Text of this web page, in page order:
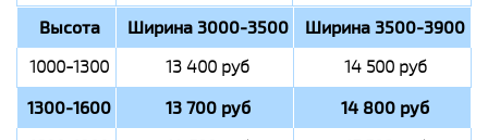
Высота Ширина 3000-3500 Ширина 3500-3900
1000-1300 13 400 руб 14 500 руб
1300-1600 13 700 руб 14 800 руб